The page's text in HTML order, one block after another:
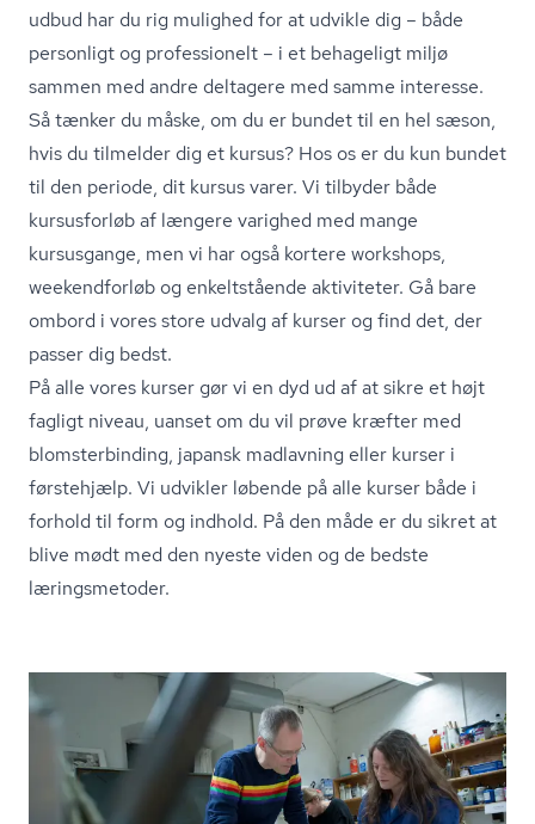
udbud har du rig mulighed for at udvikle dig – både
personligt og professionelt – i et behageligt miljø
sammen med andre deltagere med samme interesse.
Så tænker du måske, om du er bundet til en hel sæson,
hvis du tilmelder dig et kursus? Hos os er du kun bundet
til den periode, dit kursus varer. Vi tilbyder både
kursusforløb af længere varighed med mange
kursusgange, men vi har også kortere workshops,
weekendforløb og enkeltstående aktiviteter. Gå bare
ombord i vores store udvalg af kurser og find det, der
passer dig bedst.
På alle vores kurser gør vi en dyd ud af at sikre et højt
fagligt niveau, uanset om du vil prøve kræfter med
blom­ster­bin­ding, japansk madlavning eller kurser i
førstehjælp. Vi udvikler løbende på alle kurser både i
forhold til form og indhold. På den måde er du sikret at
blive mødt med den nyeste viden og de bedste
læringsmetoder.